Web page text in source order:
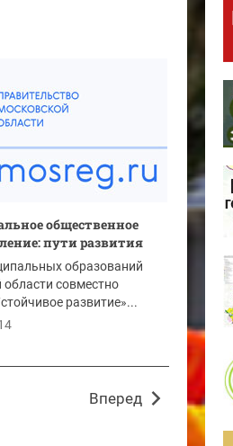
общественное
пути развития
образований
совместно
развитие»...
Вперед